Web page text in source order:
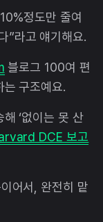
정도만 줄여
”라고 얘기해요.
블로그 100여 편
구조예요.
‘없이는 못 산
DCE 보고
어서, 완전히 맡